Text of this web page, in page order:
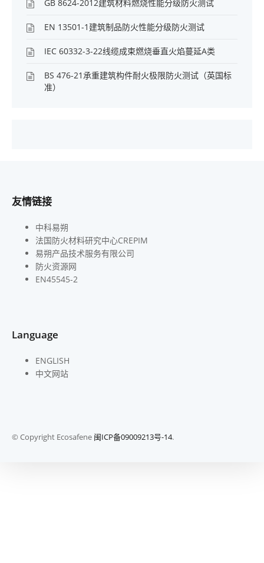
GB 8624-2012建筑材料燃烧性能分级防火测试
EN 13501-1建筑制品防火性能分级防火测试
IEC 60332-3-22线缆成束燃烧垂直火焰蔓延A类
BS 476-21承重建筑构件耐火极限防火测试（英国标
准）
友情链接
中科易朔
法国防火材料研究中心CREPIM
易朔产品技术服务有限公司
防火资源网
EN45545-2
Language
ENGLISH
中文网站
© Copyright Ecosafene 闽ICP备09009213号-14.